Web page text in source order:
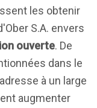
les obtenir
S.A. envers
ouverte. De
dans le
à un large
augmenter